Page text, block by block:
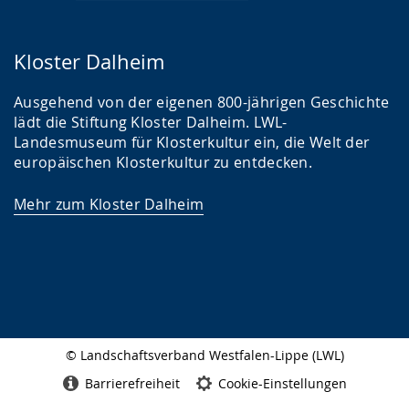
Kloster Dalheim
Ausgehend von der eigenen 800-jährigen Geschichte
lädt die Stiftung Kloster Dalheim. LWL-
Landesmuseum für Klosterkultur ein, die Welt der
europäischen Klosterkultur zu entdecken.
Mehr zum Kloster Dalheim
© Landschaftsverband Westfalen-Lippe (LWL)
Barrierefreiheit Cookie-Einstellungen